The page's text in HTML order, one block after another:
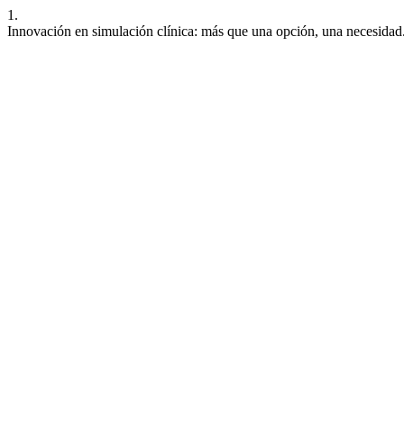
1.
Innovación en simulación clínica: más que una opción, una